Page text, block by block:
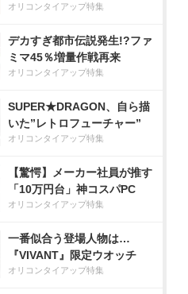
オリコンタイアップ特集
デカすぎ都市伝説発生!?ファ
ミマ45％増量作戦再来
オリコンタイアップ特集
SUPER★DRAGON、自ら描
いた”レトロフューチャー”
オリコンタイアップ特集
【驚愕】メーカー社員が推す
「10万円台」神コスパPC
オリコンタイアップ特集
一番似合う登場人物は…
『VIVANT』限定ウオッチ
オリコンタイアップ特集